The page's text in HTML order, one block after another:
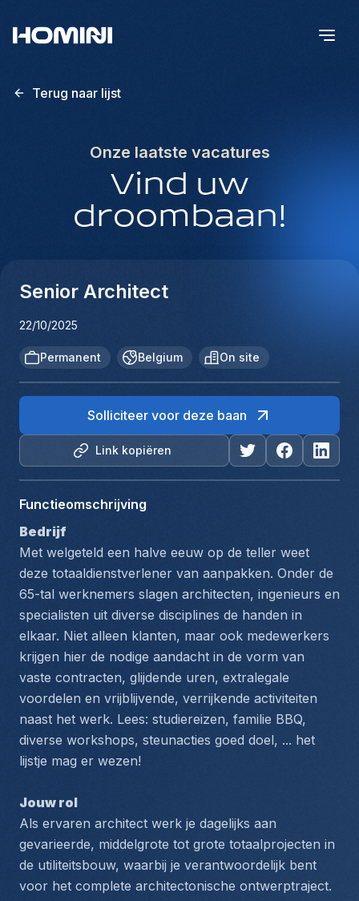
Terug naar lijst
Onze laatste vacatures
Vind uw
droombaan!
Senior Architect
22/10/2025
Permanent Belgium On site
Link kopiëren
Solliciteer voor deze baan
Functieomschrijving
Bedrijf
Met welgeteld een halve eeuw op de teller weet
deze totaaldienstverlener van aanpakken. Onder de
65-tal werknemers slagen architecten, ingenieurs en
specialisten uit diverse disciplines de handen in
elkaar. Niet alleen klanten, maar ook medewerkers
krijgen hier de nodige aandacht in de vorm van
vaste contracten, glijdende uren, extralegale
voordelen en vrijblijvende, verrijkende activiteiten
naast het werk. Lees: studiereizen, familie BBQ,
diverse workshops, steunacties goed doel, ... het
lijstje mag er wezen!
Jouw rol
Als ervaren architect werk je dagelijks aan
gevarieerde, middelgrote tot grote totaalprojecten in
de utiliteitsbouw, waarbij je verantwoordelijk bent
voor het complete architectonische ontwerptraject.